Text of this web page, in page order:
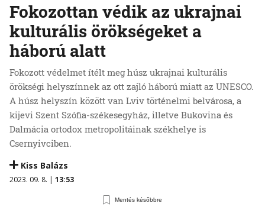
Fokozottan védik az ukrajnai
kulturális örökségeket a
háború alatt
Fokozott védelmet ítélt meg húsz ukrajnai kulturális
örökségi helyszínnek az ott zajló háború miatt az UNESCO.
A húsz helyszín között van Lviv történelmi belvárosa, a
kijevi Szent Szófia-székesegyház, illetve Bukovina és
Dalmácia ortodox metropolitáinak székhelye is
Csernyivciben.
Kiss Balázs
2023. 09. 8. | 13:53
Mentés későbbre